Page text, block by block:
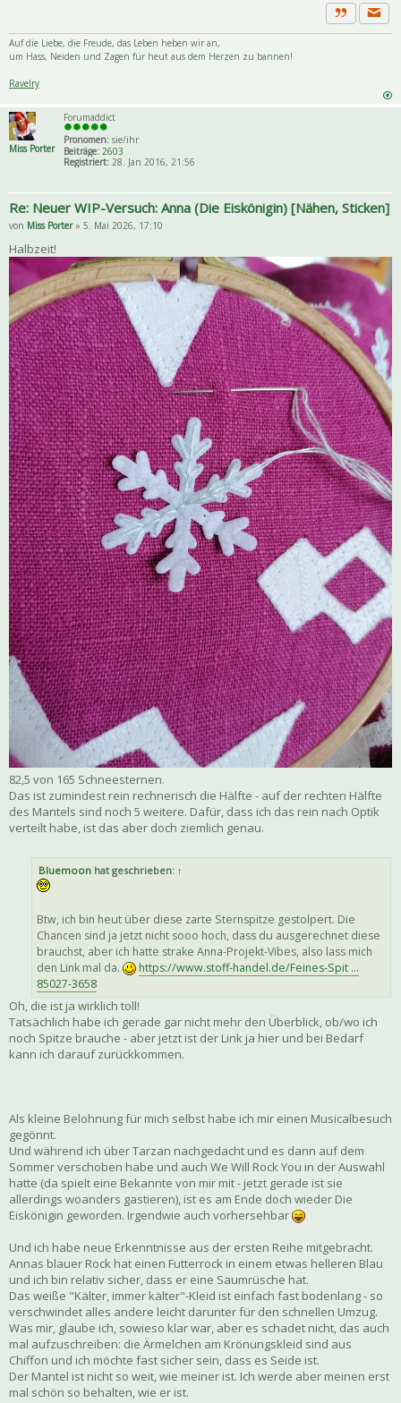
Zitat
Auf die Liebe, die Freude, das Leben heben wir an,
um Hass, Neiden und Zagen für heut aus dem Herzen zu bannen!
Ravelry
Miss Porter
Forumaddict
Pronomen: sie/ihr
Beiträge: 2603
Registriert: 28. Jan 2016, 21:56
Re: Neuer WIP-Versuch: Anna (Die Eiskönigin) [Nähen, Sticken]
von Miss Porter» 5. Mai 2026, 17:10
Halbzeit!
82,5 von 165 Schneesternen.
Das ist zumindest rein rechnerisch die Hälfte - auf der rechten Hälfte
des Mantels sind noch 5 weitere. Dafür, dass ich das rein nach Optik
verteilt habe, ist das aber doch ziemlich genau.
Bluemoon hat geschrieben: ↑
Btw, ich bin heut über diese zarte Sternspitze gestolpert. Die
Chancen sind ja jetzt nicht sooo hoch, dass du ausgerechnet diese
brauchst, aber ich hatte strake Anna-Projekt-Vibes, also lass mich
den Link mal da.
https://www.stoff-handel.de/Feines-Spit ...
85027-3658
Oh, die ist ja wirklich toll!
Tatsächlich habe ich gerade gar nicht mehr den Überblick, ob/wo ich
noch Spitze brauche - aber jetzt ist der Link ja hier und bei Bedarf
kann ich darauf zurückkommen.
Als kleine Belohnung für mich selbst habe ich mir einen Musicalbesuch
gegönnt.
Und während ich über Tarzan nachgedacht und es dann auf dem
Sommer verschoben habe und auch We Will Rock You in der Auswahl
hatte (da spielt eine Bekannte von mir mit - jetzt gerade ist sie
allerdings woanders gastieren), ist es am Ende doch wieder Die
Eiskönigin geworden. Irgendwie auch vorhersehbar
Und ich habe neue Erkenntnisse aus der ersten Reihe mitgebracht.
Annas blauer Rock hat einen Futterrock in einem etwas helleren Blau
und ich bin relativ sicher, dass er eine Saumrüsche hat.
Das weiße "Kälter, immer kälter"-Kleid ist einfach fast bodenlang - so
verschwindet alles andere leicht darunter für den schnellen Umzug.
Was mir, glaube ich, sowieso klar war, aber es schadet nicht, das auch
mal aufzuschreiben: die Ärmelchen am Krönungskleid sind aus
Chiffon und ich möchte fast sicher sein, dass es Seide ist.
Der Mantel ist nicht so weit, wie meiner ist. Ich werde aber meinen erst
mal schön so behalten, wie er ist.